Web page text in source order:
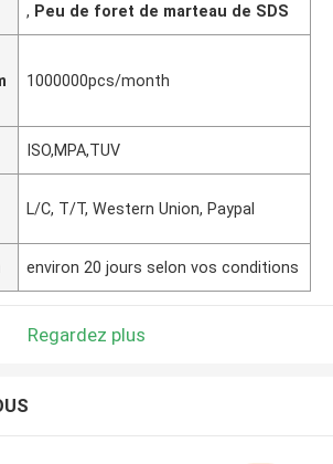
, Peu de foret de marteau de SDS
1000000pcs/month
ISO,MPA,TUV
L/C, T/T, Western Union, Paypal
environ 20 jours selon vos conditions
Regardez plus